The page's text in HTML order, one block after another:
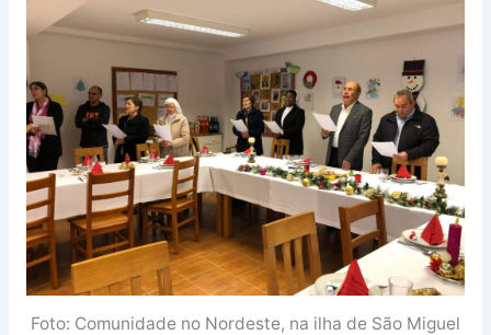
Foto: Comunidade no Nordeste, na ilha de São Miguel